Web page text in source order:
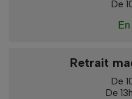
De
Retrait
De
De